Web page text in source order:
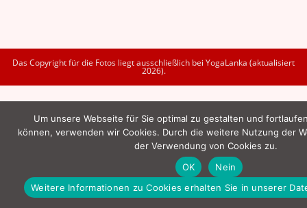
Das Copyright für die Fotos liegt ausschließlich bei YogaLanka (aktualisiert
2026).
Um unsere Webseite für Sie optimal zu gestalten und
können, verwenden wir Cookies. Durch die weitere Nutzung der
der Verwendung von Cookies zu.
OK
Nein
Weitere Informationen zu Cookies erhalten Sie in unserer